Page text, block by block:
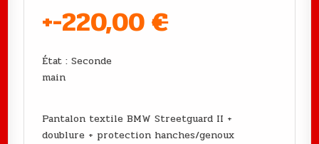
+-220,00€
État : Seconde
main
Pantalon textile BMW Streetguard II +
doublure + protection hanches/genoux